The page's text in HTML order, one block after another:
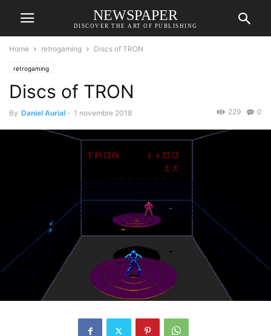
NEWSPAPER
DISCOVER THE ART OF PUBLISHING
Home retrogaming Discs of TRON
retrogaming
Discs of TRON
By Daniel Aurial - 1 novembre 2018 0
229